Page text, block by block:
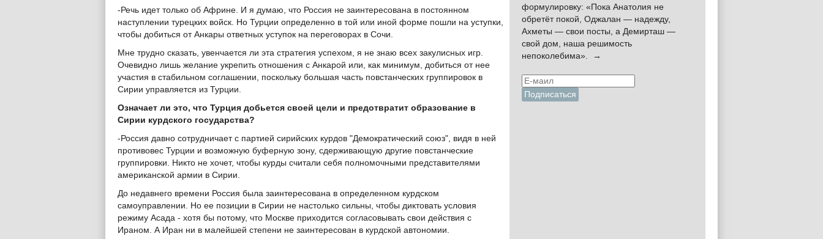
-Речь идет только об Африне. И я думаю, что Россия не заинтересована в постоянном
наступлении турецких войск. Но Турции определенно в той или иной форме пошли на уступки,
чтобы добиться от Анкары ответных уступок на переговорах в Сочи.
Мне трудно сказать, увенчается ли эта стратегия успехом, я не знаю всех закулисных игр.
Очевидно лишь желание укрепить отношения с Анкарой или, как минимум, добиться от нее
участия в стабильном соглашении, поскольку большая часть повстанческих группировок в
Сирии управляется из Турции.
Означает ли это, что Турция добьется своей цели и предотвратит образование в
Сирии курдского государства?
-Россия давно сотрудничает с партией сирийских курдов "Демократический союз", видя в ней
противовес Турции и возможную буферную зону, сдерживающую другие повстанческие
группировки. Никто не хочет, чтобы курды считали себя полномочными представителями
американской армии в Сирии.
До недавнего времени Россия была заинтересована в определенном курдском
самоуправлении. Но ее позиции в Сирии не настолько сильны, чтобы диктовать условия
режиму Асада - хотя бы потому, что Москве приходится согласовывать свои действия с
Ираном. А Иран ни в малейшей степени не заинтересован в курдской автономии.
формулировку: «Пока Анатолия не
обретёт покой, Оджалан — надежду,
Ахметы — свои посты, а Демирташ —
свой дом, наша решимость
непоколебима». →